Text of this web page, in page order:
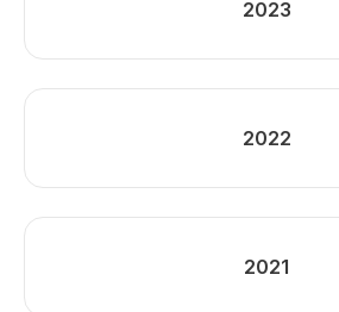
2023
2022
2021